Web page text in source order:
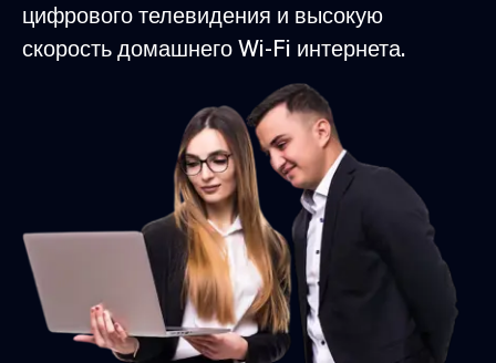
цифрового телевидения и высокую
скорость домашнего Wi-Fi интернета.